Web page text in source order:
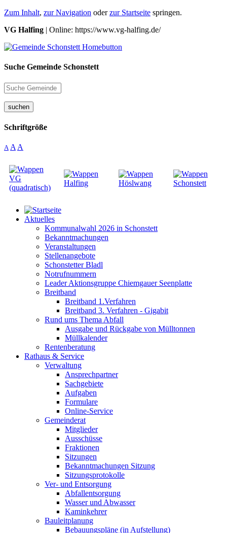
Zum Inhalt, zur Navigation oderzur Startseite springen.
VG Halfing | Online: https://www.vg-halfing.de/
Suche Gemeinde Schonstett
suchen
Schriftgröße
A A A
Aktuelles
Kommunalwahl 2026 in Schonstett
Bekanntmachungen
Veranstaltungen
Stellenangebote
Schonstetter Bladl
Notrufnummern
Leader Aktionsgruppe Chiemgauer Seenplatte
Breitband
Breitband 1.Verfahren
Breitband 3. Verfahren - Gigabit
Rund ums Thema Abfall
Ausgabe und Rückgabe von Mülltonnen
Müllkalender
Rentenberatung
Rathaus & Service
Verwaltung
Ansprechpartner
Sachgebiete
Aufgaben
Formulare
Online-Service
Gemeinderat
Mitglieder
Ausschüsse
Fraktionen
Sitzungen
Bekanntmachungen Sitzung
Sitzungsprotokolle
Ver- und Entsorgung
Abfallentsorgung
Wasser und Abwasser
Kaminkehrer
Bauleitplanung
Bebauungspläne (in Aufstellung)